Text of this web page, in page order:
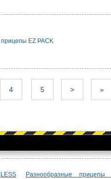
EZ PACK
4 5 > »
Разнообразные прицепы